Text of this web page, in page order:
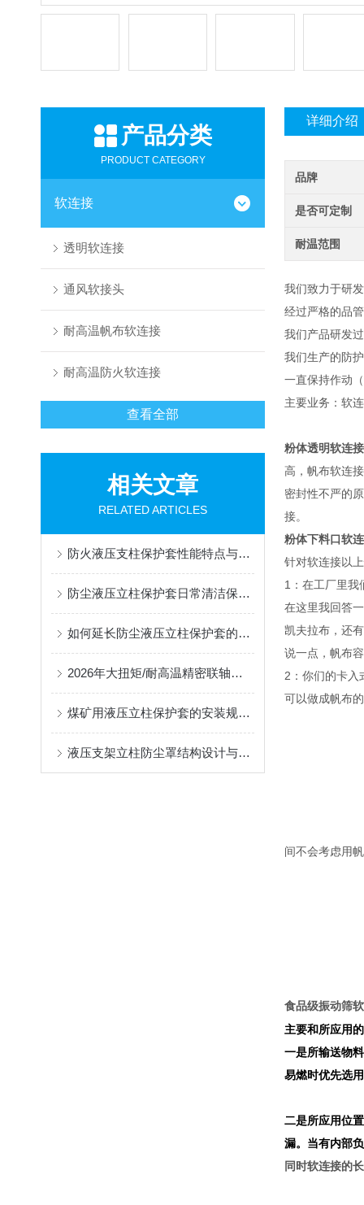
产品分类
PRODUCT CATEGORY
软连接
透明软连接
通风软接头
耐高温帆布软连接
耐高温防火软连接
查看全部
相关文章
RELATED ARTICLES
防火液压支柱保护套性能特点与阻燃防护应用
防尘液压立柱保护套日常清洁保养与更换规范
如何延长防尘液压立柱保护套的使用寿命？
2026年大扭矩/耐高温精密联轴器定制找哪家？能实现精准定制的优质厂家盘点
煤矿用液压立柱保护套的安装规范与使用寿命提升方案
液压支架立柱防尘罩结构设计与密封防护原理
详细介绍
品牌
是否可定制
耐温范围
我们致力于研
经过严格的品
我们产品研发
我们生产的防
一直保持作动
主要业务：软
粉体透明软连接
高，帆布软连
密封性不严的
接。
粉体下料口软
针对软连接以
1：在工厂里我
在这里我回答
凯夫拉布，还
说一点，帆布
2：你们的卡入
可以做成帆布
间不会考虑用
食品级振动筛
主要和所应用
一是所输送物
易燃时优先选
二是所应用位
漏。当有内部
同时软连接的